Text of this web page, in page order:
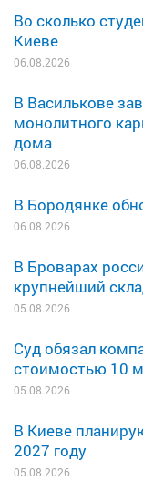
Во сколько
Киеве
06.08.2026
В Василькове
монолитного
дома
06.08.2026
В Бородянке
06.08.2026
В Броварах
крупнейший
05.08.2026
Суд обязал
стоимостью 10
05.08.2026
В Киеве
2027 году
05.08.2026